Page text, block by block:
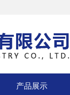
产品展示